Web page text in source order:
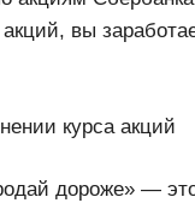
акций, вы
курса акций
дороже» —